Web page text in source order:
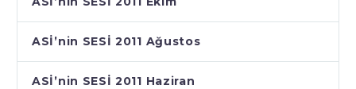
ASİ’nin SESİ 2011 Ağustos
ASİ’nin SESİ 2011 Haziran